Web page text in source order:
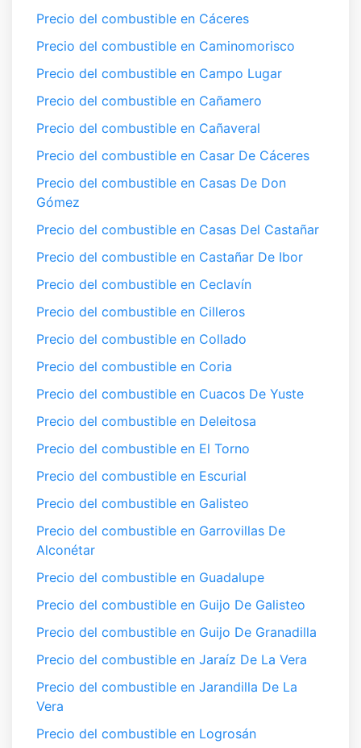
Precio del combustible en Cáceres
Precio del combustible en Caminomorisco
Precio del combustible en Campo Lugar
Precio del combustible en Cañamero
Precio del combustible en Cañaveral
Precio del combustible en Casar De Cáceres
Precio del combustible en Casas De Don
Gómez
Precio del combustible en Casas Del Castañar
Precio del combustible en Castañar De Ibor
Precio del combustible en Ceclavín
Precio del combustible en Cilleros
Precio del combustible en Collado
Precio del combustible en Coria
Precio del combustible en Cuacos De Yuste
Precio del combustible en Deleitosa
Precio del combustible en El Torno
Precio del combustible en Escurial
Precio del combustible en Galisteo
Precio del combustible en Garrovillas De
Alconétar
Precio del combustible en Guadalupe
Precio del combustible en Guijo De Galisteo
Precio del combustible en Guijo De Granadilla
Precio del combustible en Jaraíz De La Vera
Precio del combustible en Jarandilla De La
Vera
Precio del combustible en Logrosán